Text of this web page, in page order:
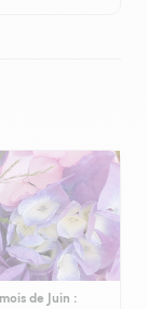
de Juin :